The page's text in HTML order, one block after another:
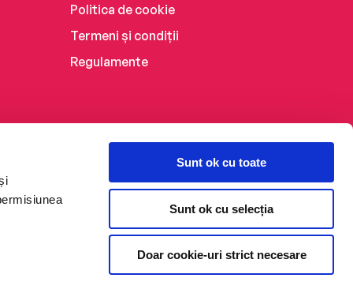
Sunt ok cu toate
Sunt ok cu selecția
Doar cookie-uri strict necesare
Politica de cookie
Termeni și condiții
Regulamente